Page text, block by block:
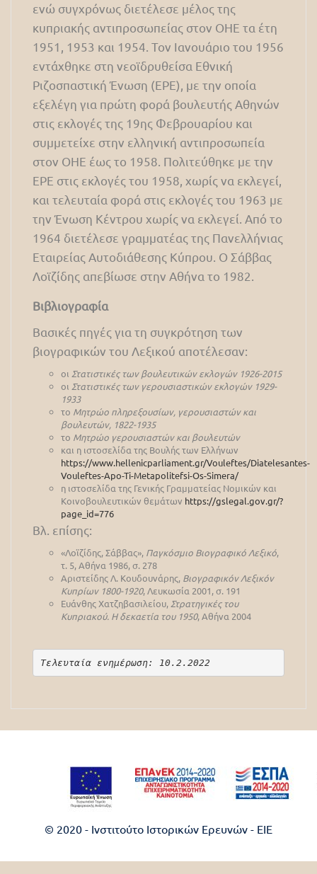
ενώ συγχρόνως διετέλεσε μέλος της
κυπριακής αντιπροσωπείας στον ΟΗΕ τα έτη
1951, 1953 και 1954. Τον Ιανουάριο του 1956
εντάχθηκε στη νεοϊδρυθείσα Εθνική
Ριζοσπαστική Ένωση (ΕΡΕ), με την οποία
εξελέγη για πρώτη φορά βουλευτής Αθηνών
στις εκλογές της 19ης Φεβρουαρίου και
συμμετείχε στην ελληνική αντιπροσωπεία
στον ΟΗΕ έως το 1958. Πολιτεύθηκε με την
ΕΡΕ στις εκλογές του 1958, χωρίς να εκλεγεί,
και τελευταία φορά στις εκλογές του 1963 με
την Ένωση Κέντρου χωρίς να εκλεγεί. Από το
1964 διετέλεσε γραμματέας της Πανελλήνιας
Εταιρείας Αυτοδιάθεσης Κύπρου. Ο Σάββας
Λοϊζίδης απεβίωσε στην Αθήνα το 1982.
Βιβλιογραφία
Βασικές πηγές για τη συγκρότηση των
βιογραφικών του Λεξικού αποτέλεσαν:
οι Στατιστικές των βουλευτικών εκλογών 1926-2015
οι Στατιστικές των γερουσιαστικών εκλογών 1929-
1933
το Μητρώο πληρεξουσίων, γερουσιαστών και
βουλευτών, 1822-1935
το Μητρώο γερουσιαστών και βουλευτών
και η ιστοσελίδα της Βουλής των Ελλήνων
https://www.hellenicparliament.gr/Vouleftes/Diatelesantes-
Vouleftes-Apo-Ti-Metapolitefsi-Os-Simera/
η ιστοσελίδα της Γενικής Γραμματείας Νομικών και
Κοινοβουλευτικών θεμάτων https://gslegal.gov.gr/?
page_id=776
Βλ. επίσης:
«Λοϊζίδης, Σάββας», Παγκόσμιο Βιογραφικό Λεξικό,
τ. 5, Αθήνα 1986, σ. 278
Αριστείδης Λ. Κουδουνάρης, Βιογραφικόν Λεξικόν
Κυπρίων 1800-1920, Λευκωσία 2001, σ. 191
Ευάνθης Χατζηβασιλείου, Στρατηγικές του
Κυπριακού. Η δεκαετία του 1950, Αθήνα 2004
Τελευταία ενημέρωση: 10.2.2022
© 2020 - Ινστιτούτο Ιστορικών Ερευνών - EIE